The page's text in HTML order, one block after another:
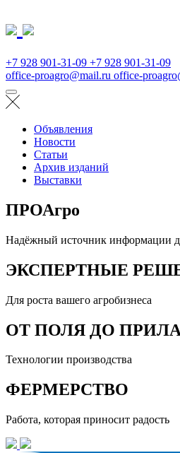
+7 928 901-31-09 +7 928 901-31-09
office-proagro@mail.ru office-
Объявления
Новости
Статьи
Архив изданий
Выставки
ПРОАгро
Надёжный источник информации
ЭКСПЕРТНЫЕ
Для роста вашего агробизнеса
ОТ ПОЛЯ ДО
Технологии производства
ФЕРМЕРСТВО
Работа, которая приносит радость